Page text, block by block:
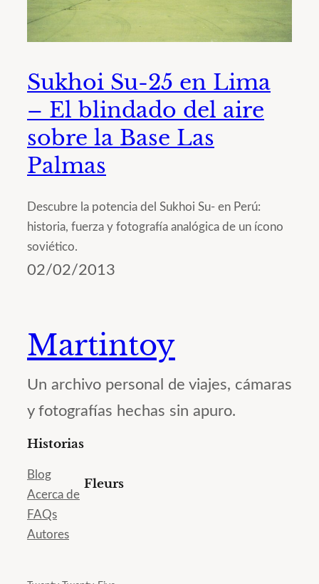
Sukhoi Su-25 en Lima
– El blindado del aire
sobre la Base Las
Palmas
Descubre la potencia del Sukhoi Su- en Perú:
historia, fuerza y fotografía analógica de un ícono
soviético.
02/02/2013
Martintoy
Un archivo personal de viajes, cámaras
y fotografías hechas sin apuro.
Historias
Blog
Acerca de
FAQs
Autores
Fleurs